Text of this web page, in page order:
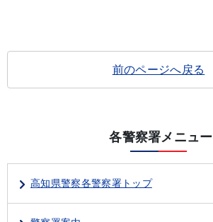
前のページへ戻る
各警察署メニュー
高知県警察各警察署トップ